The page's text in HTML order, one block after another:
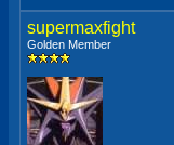
supermaxfight
Golden Member